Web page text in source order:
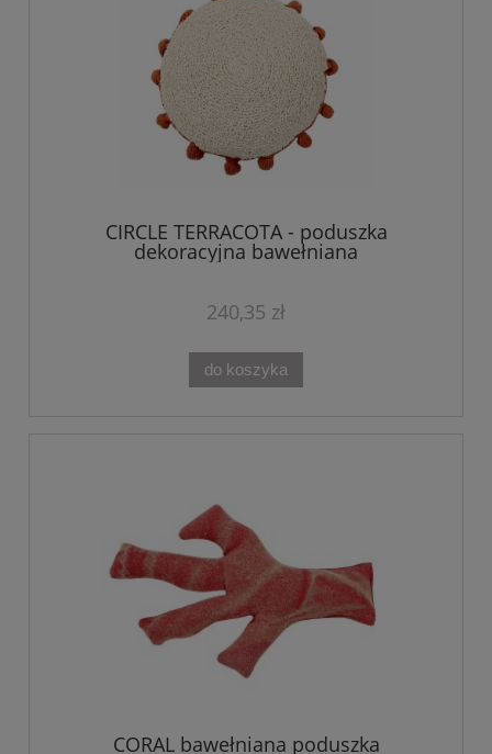
CIRCLE TERRACOTA - poduszka
dekoracyjna bawełniana
240,35 zł
do koszyka
CORAL bawełniana poduszka